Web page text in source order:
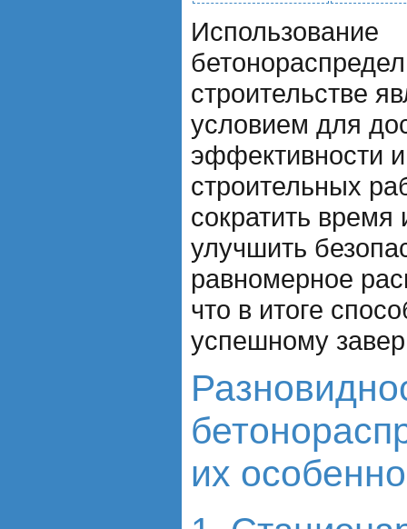
Использование
строительстве
условием для
эффективности
строительных
сократить время
улучшить
равномерное
что в итоге
успешному
их